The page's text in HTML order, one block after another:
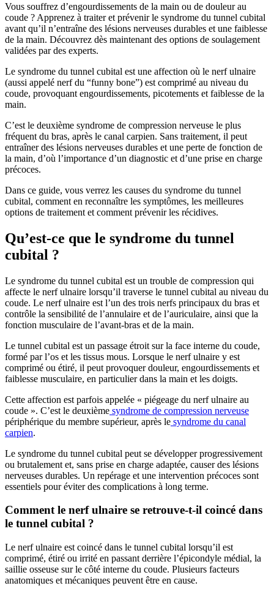
Vous souffrez d’engourdissements de la main ou de douleur au
coude ? Apprenez à traiter et prévenir le syndrome du tunnel cubital
avant qu’il n’entraîne des lésions nerveuses durables et une faiblesse
de la main. Découvrez dès maintenant des options de soulagement
validées par des experts.
Le syndrome du tunnel cubital est une affection où le nerf ulnaire
(aussi appelé nerf du “funny bone”) est comprimé au niveau du
coude, provoquant engourdissements, picotements et faiblesse de la
main.
C’est le deuxième syndrome de compression nerveuse le plus
fréquent du bras, après le canal carpien. Sans traitement, il peut
entraîner des lésions nerveuses durables et une perte de fonction de
la main, d’où l’importance d’un diagnostic et d’une prise en charge
précoces.
Dans ce guide, vous verrez les causes du syndrome du tunnel
cubital, comment en reconnaître les symptômes, les meilleures
options de traitement et comment prévenir les récidives.
Qu’est-ce que le syndrome du tunnel
cubital ?
Le syndrome du tunnel cubital est un trouble de compression qui
affecte le nerf ulnaire lorsqu’il traverse le tunnel cubital au niveau du
coude. Le nerf ulnaire est l’un des trois nerfs principaux du bras et
contrôle la sensibilité de l’annulaire et de l’auriculaire, ainsi que la
fonction musculaire de l’avant-bras et de la main.
Le tunnel cubital est un passage étroit sur la face interne du coude,
formé par l’os et les tissus mous. Lorsque le nerf ulnaire y est
comprimé ou étiré, il peut provoquer douleur, engourdissements et
faiblesse musculaire, en particulier dans la main et les doigts.
Cette affection est parfois appelée « piégeage du nerf ulnaire au
coude ». C’est le deuxième syndrome de compression nerveuse
périphérique du membre supérieur, après le syndrome du canal
carpien.
Le syndrome du tunnel cubital peut se développer progressivement
ou brutalement et, sans prise en charge adaptée, causer des lésions
nerveuses durables. Un repérage et une intervention précoces sont
essentiels pour éviter des complications à long terme.
Comment le nerf ulnaire se retrouve-t-il coincé dans
le tunnel cubital ?
Le nerf ulnaire est coincé dans le tunnel cubital lorsqu’il est
comprimé, étiré ou irrité en passant derrière l’épicondyle médial, la
saillie osseuse sur le côté interne du coude. Plusieurs facteurs
anatomiques et mécaniques peuvent être en cause.